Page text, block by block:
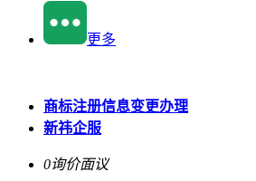
更多
商标注册信息变更办理
新祎企服
0询价面议